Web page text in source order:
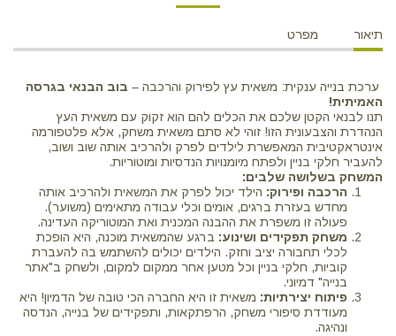
תיאור מפרט
ערכת בנייה ענקית: משאית עץ לפירוק והרכבה – בוב הבנאי בגרסה
האמיתית!
תנו לבנאי הקטן שלכם את הכלים להם הוא זקוק עם משאית העץ
הנהדרת והצבעונית הזו! זוהי לא סתם משאית משחק, אלא פלטפורמה
אינטראקטיבית המאפשרת לילדים לפרק ולהרכיב אותה שוב ושוב,
להעביר חלקי בניין ולפתח מיומנויות הנדסיות ומוטוריות.
המשחק בשלושה שלבים:
הרכבה ופירוק: הילד יכול לפרק את המשאית ולהרכיב אותה
מחדש בעזרת ברגים, אומים וכלי עבודה מתאימים (משוער).
פעולה זו משפרת את ההבנה המכנית ואת המוטוריקה העדינה.
משחק תפקידים ושינוע: ברגע שהמשאית מוכנה, היא הופכת
לכלי תחבורה יציב וחזק. הילדים יכולים להשתמש בה להעברת
קוביות, חלקי בניין וכל מטען אחר ממקום למקום, ולשחק ב"אתר
בנייה" דמיוני.
פיתוח יצירתיות: משאית זו היא החברה הכי טובה של הדמיון! היא
מעודדת סיפורי משחק, הרפתקאות, ותפקידים של בנייה, הנדסה
ונהיגה.